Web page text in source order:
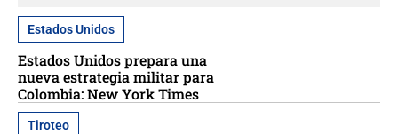
Estados Unidos
Estados Unidos prepara una
nueva estrategia militar para
Colombia: New York Times
Tiroteo